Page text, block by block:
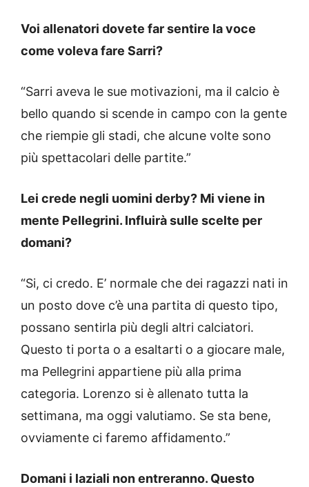
Voi allenatori dovete far sentire la voce
come voleva fare Sarri?
“Sarri aveva le sue motivazioni, ma il calcio è
bello quando si scende in campo con la gente
che riempie gli stadi, che alcune volte sono
più spettacolari delle partite.”
Lei crede negli uomini derby? Mi viene in
mente Pellegrini. Influirà sulle scelte per
domani?
“Si, ci credo. E’ normale che dei ragazzi nati in
un posto dove c’è una partita di questo tipo,
possano sentirla più degli altri calciatori.
Questo ti porta o a esaltarti o a giocare male,
ma Pellegrini appartiene più alla prima
categoria. Lorenzo si è allenato tutta la
settimana, ma oggi valutiamo. Se sta bene,
ovviamente ci faremo affidamento.”
Domani i laziali non entreranno. Questo